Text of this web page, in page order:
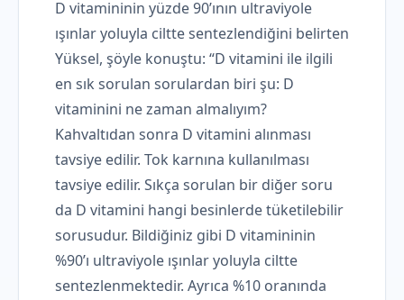
D vitamininin yüzde 90’ının ultraviyole
ışınlar yoluyla ciltte sentezlendiğini belirten
Yüksel, şöyle konuştu: “D vitamini ile ilgili
en sık sorulan sorulardan biri şu: D
vitaminini ne zaman almalıyım?
Kahvaltıdan sonra D vitamini alınması
tavsiye edilir. Tok karnına kullanılması
tavsiye edilir. Sıkça sorulan bir diğer soru
da D vitamini hangi besinlerde tüketilebilir
sorusudur. Bildiğiniz gibi D vitamininin
%90’ı ultraviyole ışınlar yoluyla ciltte
sentezlenmektedir. Ayrıca %10 oranında